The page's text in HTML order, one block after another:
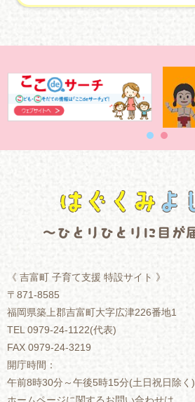
《 吉富町 子育て支援 特設サイト 》
〒871-8585
福岡県築上郡吉富町大字広津226番地1
TEL 0979-24-1122(代表)
FAX 0979-24-3219
開庁時間：
午前8時30分～午後5時15分(土日祝日除く)